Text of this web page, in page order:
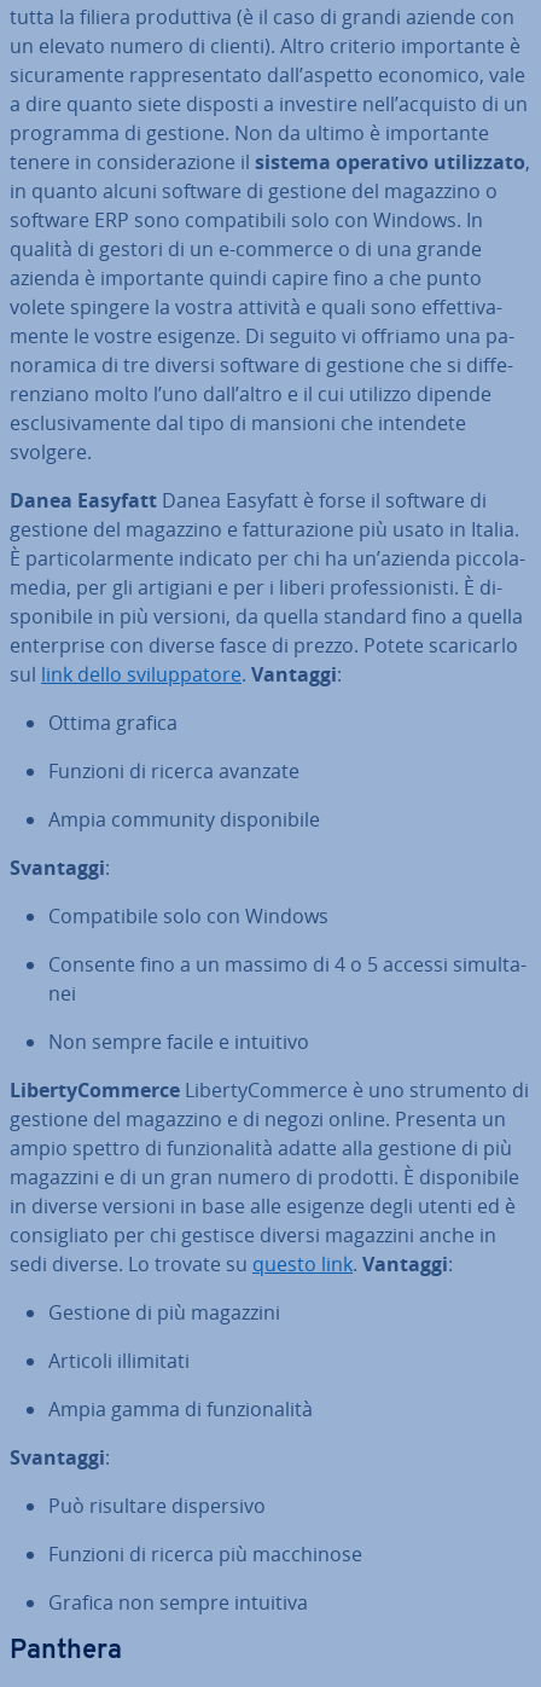
tutta la filiera pro­dut­ti­va (è il caso di grandi aziende con
un elevato numero di clienti). Altro criterio im­por­tan­te è
si­cu­ra­men­te rap­pre­sen­ta­to dall’aspetto economico, vale
a dire quanto siete disposti a investire nell’acquisto di un
programma di gestione. Non da ultimo è im­por­tan­te
tenere in con­si­de­ra­zio­ne il sistema operativo uti­liz­za­to,
in quanto alcuni software di gestione del magazzino o
software ERP sono com­pa­ti­bi­li solo con Windows. In
qualità di gestori di un e-commerce o di una grande
azienda è im­por­tan­te quindi capire fino a che punto
volete spingere la vostra attività e quali sono ef­fet­ti­va­
men­te le vostre esigenze. Di seguito vi offriamo una pa­
no­ra­mi­ca di tre diversi software di gestione che si dif­fe­
ren­zia­no molto l’uno dall’altro e il cui utilizzo dipende
esclu­si­va­men­te dal tipo di mansioni che intendete
svolgere.
Danea Easyfatt Danea Easyfatt è forse il software di
gestione del magazzino e fat­tu­ra­zio­ne più usato in Italia.
È par­ti­co­lar­men­te indicato per chi ha un’azienda piccola-
media, per gli artigiani e per i liberi pro­fes­sio­ni­sti. È di­
spo­ni­bi­le in più versioni, da quella standard fino a quella
en­ter­pri­se con diverse fasce di prezzo. Potete sca­ri­car­lo
sul link dello svi­lup­pa­to­re. Vantaggi:
Ottima grafica
Funzioni di ricerca avanzate
Ampia community di­spo­ni­bi­le
Svantaggi:
Com­pa­ti­bi­le solo con Windows
Consente fino a un massimo di 4 o 5 accessi si­mul­ta­
nei
Non sempre facile e intuitivo
Li­ber­ty­Com­mer­ce Li­ber­ty­Com­mer­ce è uno strumento di
gestione del magazzino e di negozi online. Presenta un
ampio spettro di fun­zio­na­li­tà adatte alla gestione di più
magazzini e di un gran numero di prodotti. È di­spo­ni­bi­le
in diverse versioni in base alle esigenze degli utenti ed è
con­si­glia­to per chi gestisce diversi magazzini anche in
sedi diverse. Lo trovate su questo link. Vantaggi:
Gestione di più magazzini
Articoli il­li­mi­ta­ti
Ampia gamma di fun­zio­na­li­tà
Svantaggi:
Può risultare di­sper­si­vo
Funzioni di ricerca più mac­chi­no­se
Grafica non sempre intuitiva
Panthera